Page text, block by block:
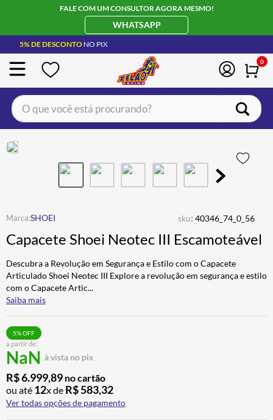
FALE COM UM CONSULTOR AGORA MESMO!
WHATSAPP
5% DE DESCONTO NO PIX
0
O que você está procurando?
SHOEI sku: 40346_74_0_56
Capacete Shoei Neotec III Escamoteável
Descubra a Revolução em Segurança e Estilo com o Capacete
Articulado Shoei Neotec III Explore a revolução em segurança e estilo
com o Capacete Artic...
Saiba mais
a partir de:
NaN à vista no pix
5% OFF
R$6.999,89 no cartão
ou até 12x de R$583,32
Ver todas opções de pagamento
BOTA
4º ÓCULOS SOLAR
5º LUVA
6º BAU
7º CALÇA
8º ALPINESTAR
9º
10º